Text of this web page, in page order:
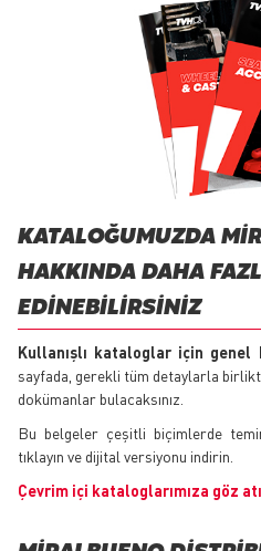
KATALOĞUMUZDA
HAKKINDA DAHA
EDİNEBİLİRSİNİZ
Kullanışlı kataloglar için genel
sayfada, gerekli tüm detaylarla
dokümanlar bulacaksınız.
Bu belgeler çeşitli biçimlerde
tıklayın ve dijital versiyonu indirin.
Çevrim içi kataloglarımıza göz